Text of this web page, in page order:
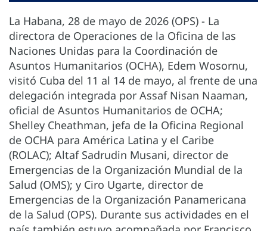
La Habana, 28 de mayo de 2026 (OPS) - La
directora de Operaciones de la Oficina de las
Naciones Unidas para la Coordinación de
Asuntos Humanitarios (OCHA), Edem Wosornu,
visitó Cuba del 11 al 14 de mayo, al frente de una
delegación integrada por Assaf Nisan Naaman,
oficial de Asuntos Humanitarios de OCHA;
Shelley Cheathman, jefa de la Oficina Regional
de OCHA para América Latina y el Caribe
(ROLAC); Altaf Sadrudin Musani, director de
Emergencias de la Organización Mundial de la
Salud (OMS); y Ciro Ugarte, director de
Emergencias de la Organización Panamericana
de la Salud (OPS). Durante sus actividades en el